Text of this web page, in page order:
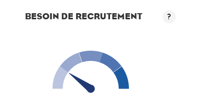
BESOIN DE RECRUTEMENT ?